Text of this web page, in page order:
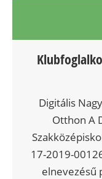
Digitális
Otthon A
17-2019-
elnevezésű